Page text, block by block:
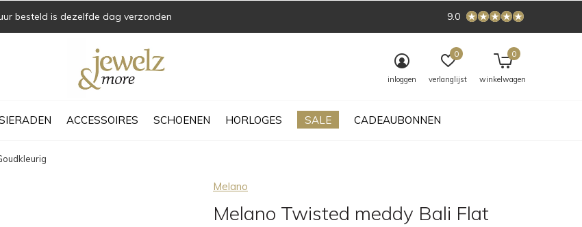
ACCESSOIRES SCHOENEN HORLOGES SALE CADEAUBONNEN
inloggen verlanglijst
0
winkelwagen
0
besteld is dezelfde dag verzonden 9.0
Melano
Melano Twisted meddy Bali Flat